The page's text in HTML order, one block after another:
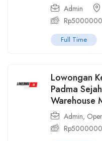
Admin
Rp5000000
Full Time
Lowongan
Padma
Warehouse
Admin,
Rp5000000